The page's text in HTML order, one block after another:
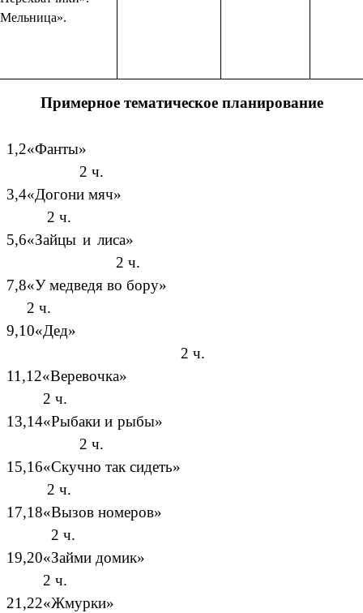
Примерное тематическое планирование
1,2«Фанты»
2 ч.
3,4«Догони мяч»
2 ч.
5,6«Зайцы и лиса»
2 ч.
7,8«У медведя во бору»
2 ч.
9,10«Дед»
2 ч.
11,12«Веревочка»
2 ч.
13,14«Рыбаки и рыбы»
2 ч.
15,16«Скучно так сидеть»
2 ч.
17,18«Вызов номеров»
2 ч.
19,20«Займи домик»
2 ч.
21,22«Жмурки»